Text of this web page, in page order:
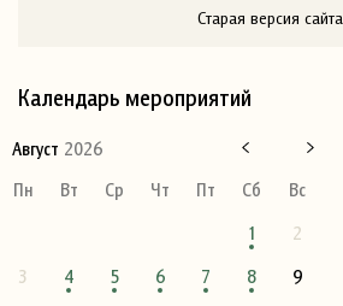
Старая версия сайта
Календарь мероприятий
Август 2026
Пн
Вт Ср Чт Пт Сб
Вс
1
2
3
4 5 6 7 8
9